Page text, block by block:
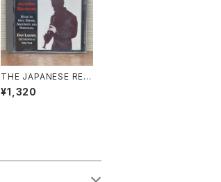
THE JAPANESE REC
ORDER【演奏者：Dan
Laurin】レコード会社：
¥1,320